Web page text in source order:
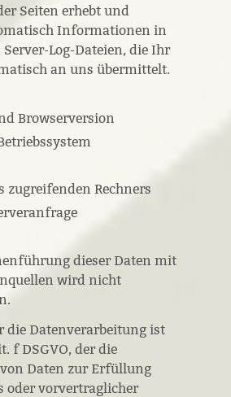
Seiten erhebt und
Informationen in
Log-Dateien, die Ihr
an uns übermittelt.
Browserversion
zugreifenden Rechners
dieser Daten mit
wird nicht
die Datenverarbeitung ist
f DSGVO, der die
Daten zur Erfüllung
oder vorvertraglicher